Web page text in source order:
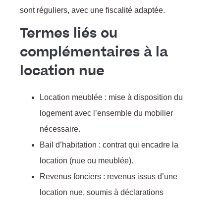
sont réguliers, avec une fiscalité adaptée.
Termes liés ou
complémentaires à la
location nue
Location meublée : mise à disposition du
logement avec l’ensemble du mobilier
nécessaire.
Bail d’habitation : contrat qui encadre la
location (nue ou meublée).
Revenus fonciers : revenus issus d’une
location nue, soumis à déclarations